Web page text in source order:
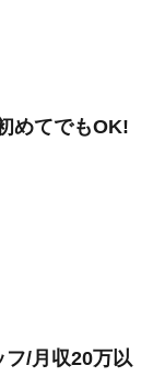
めてでもOK!
フ/月収20万以